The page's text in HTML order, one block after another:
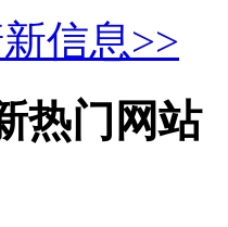
信息>>
热门网站